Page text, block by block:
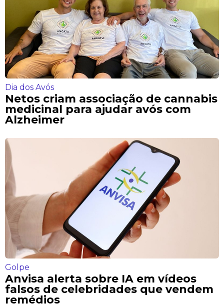
Dia dos Avós
Netos criam associação de cannabis
medicinal para ajudar avós com
Alzheimer
Golpe
Anvisa alerta sobre IA em vídeos
falsos de celebridades que vendem
remédios